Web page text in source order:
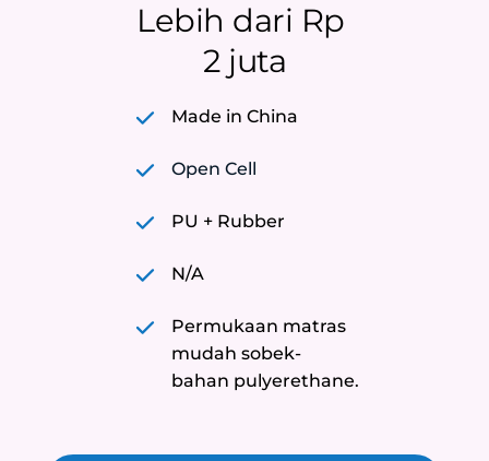
Lebih dari Rp
2 juta
Made in China
Open Cell
PU + Rubber
N/A
Permukaan matras
mudah sobek-
bahan pulyerethane.